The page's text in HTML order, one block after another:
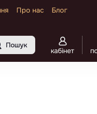
Про нас Блог
Пошук
кабінет